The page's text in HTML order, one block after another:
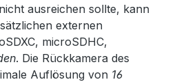
ausreichen sollte, kann
externen
microSDHC,
. Die Rückkamera des
Auflösung von 16